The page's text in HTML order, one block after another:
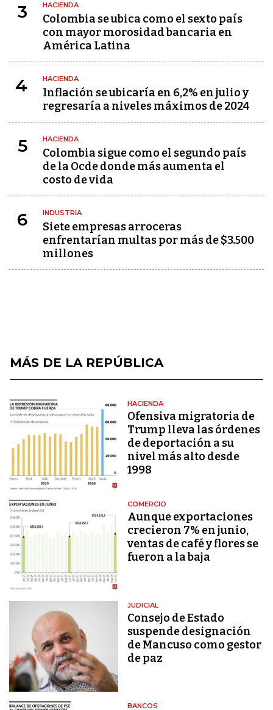
3 HACIENDA
Colombia se ubica como el sexto país
con mayor morosidad bancaria en
América Latina
4 HACIENDA
Inflación se ubicaría en 6,2% en julio y
regresaría a niveles máximos de 2024
5 HACIENDA
Colombia sigue como el segundo país
de la Ocde donde más aumenta el
costo de vida
6 INDUSTRIA
Siete empresas arroceras
enfrentarían multas por más de $3.500
millones
MÁS DE LA REPÚBLICA
HACIENDA
Ofensiva migratoria de
Trump lleva las órdenes
de deportación a su
nivel más alto desde
1998
COMERCIO
Aunque exportaciones
crecieron 7% en junio,
ventas de café y flores se
fueron a la baja
JUDICIAL
Consejo de Estado
suspende designación
de Mancuso como gestor
de paz
BANCOS